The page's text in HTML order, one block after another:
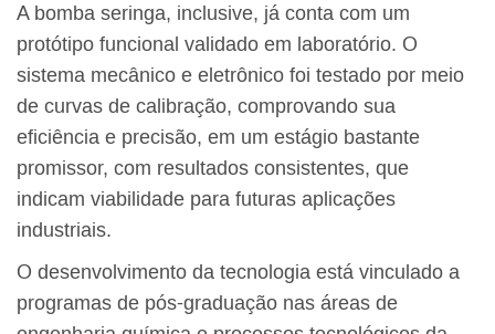
A bomba seringa, inclusive, já conta com um
protótipo funcional validado em laboratório. O
sistema mecânico e eletrônico foi testado por meio
de curvas de calibração, comprovando sua
eficiência e precisão, em um estágio bastante
promissor, com resultados consistentes, que
indicam viabilidade para futuras aplicações
industriais.
O desenvolvimento da tecnologia está vinculado a
programas de pós-graduação nas áreas de